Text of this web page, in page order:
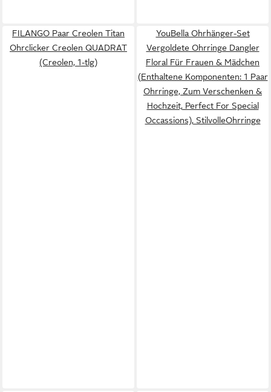
FILANGO Paar Creolen Titan
Ohrclicker Creolen QUADRAT
(Creolen, 1-tlg)
YouBella Ohrhänger-Set
Vergoldete Ohrringe Dangler
Floral Für Frauen & Mädchen
(Enthaltene Komponenten: 1 Paar
Ohrringe, Zum Verschenken &
Hochzeit, Perfect For Special
Occassions), StilvolleOhrringe